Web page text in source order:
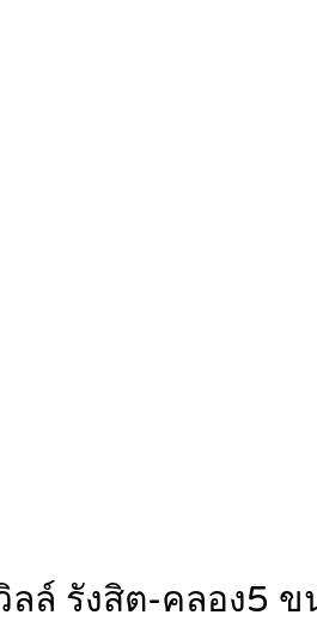
รังสิต-คลอง5 ข